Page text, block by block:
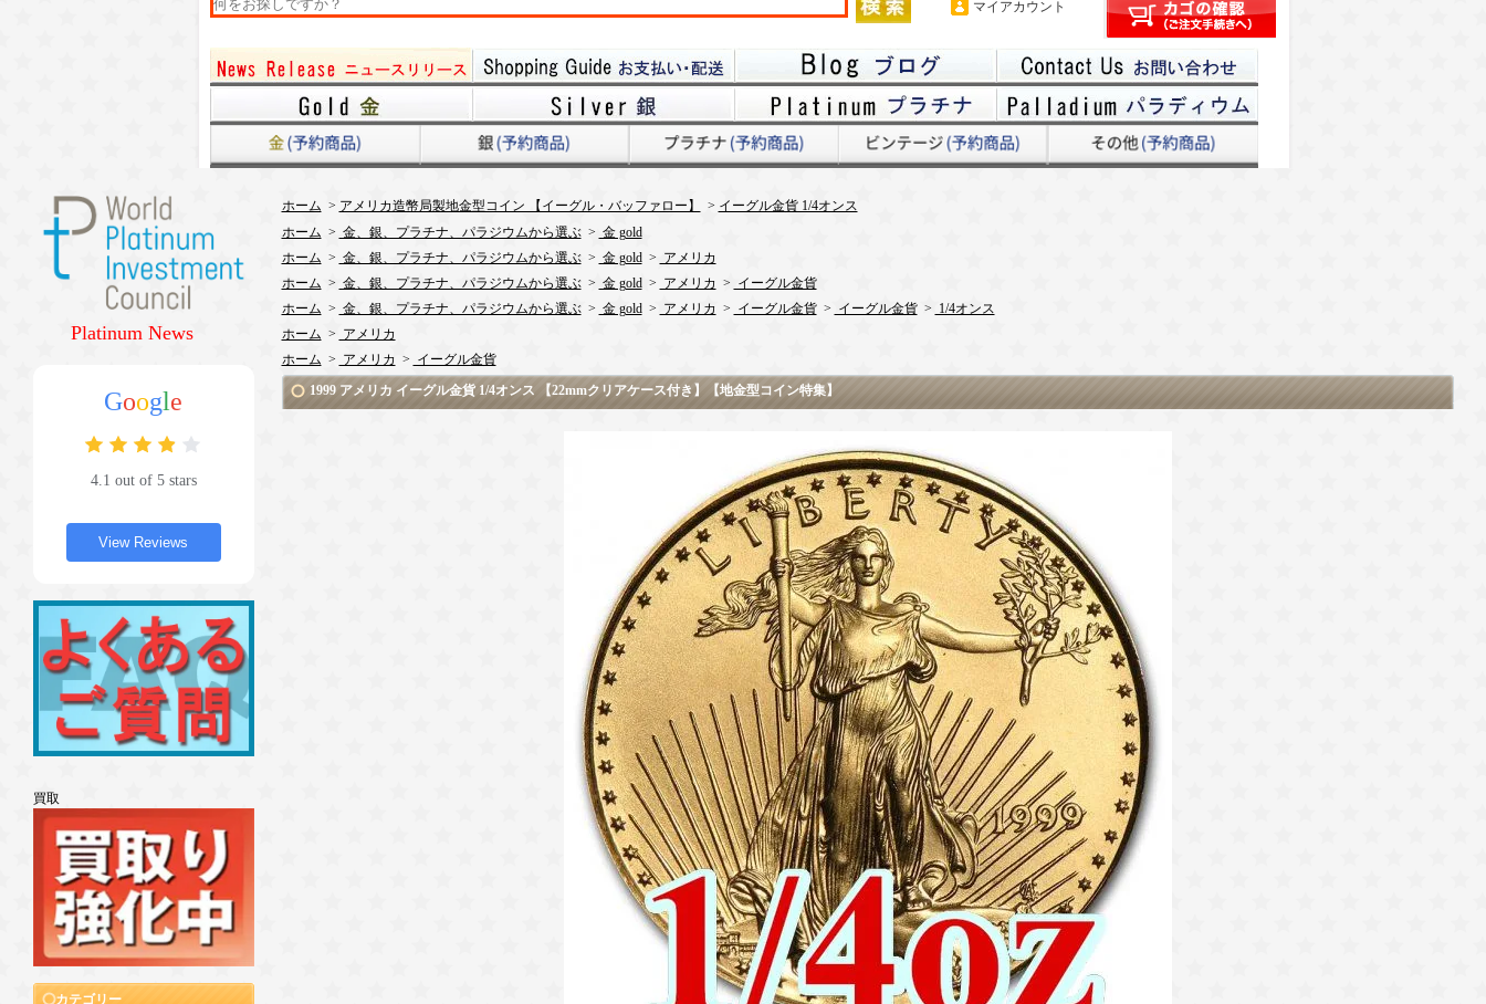
マイアカウント
Platinum News
Google
4.1 out of 5 stars
View Reviews
買取
カテゴリー
ホーム > アメリカ造幣局製地金型コイン 【イーグル・バッファロー】 > イーグル金貨 1/4オンス
ホーム > 金、銀、プラチナ、パラジウムから選ぶ> 金 gold
ホーム > 金、銀、プラチナ、パラジウムから選ぶ> 金 gold> アメリカ
ホーム > 金、銀、プラチナ、パラジウムから選ぶ> 金 gold> アメリカ > イーグル金貨
ホーム > 金、銀、プラチナ、パラジウムから選ぶ> 金 gold> アメリカ > イーグル金貨> イーグル金貨> 1/4オンス
ホーム > アメリカ
ホーム > アメリカ > イーグル金貨
1999 アメリカ イーグル金貨 1/4オンス 【22mmクリアケース付き】【地金型コイン特集】